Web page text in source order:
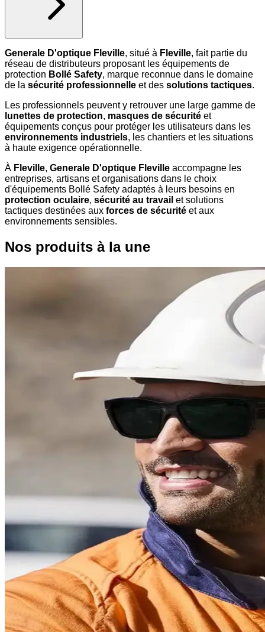
Generale D'optique Fleville, situé à Fleville, fait partie du
réseau de distributeurs proposant les équipements de
protection Bollé Safety, marque reconnue dans le domaine
de la sécurité professionnelle et des solutions tactiques.
Les professionnels peuvent y retrouver une large gamme de
lunettes de protection, masques de sécurité et
équipements conçus pour protéger les utilisateurs dans les
environnements industriels, les chantiers et les situations
à haute exigence opérationnelle.
À Fleville, Generale D'optique Fleville accompagne les
entreprises, artisans et organisations dans le choix
d'équipements Bollé Safety adaptés à leurs besoins en
protection oculaire, sécurité au travail et solutions
tactiques destinées aux forces de sécurité et aux
environnements sensibles.
Nos produits à la une